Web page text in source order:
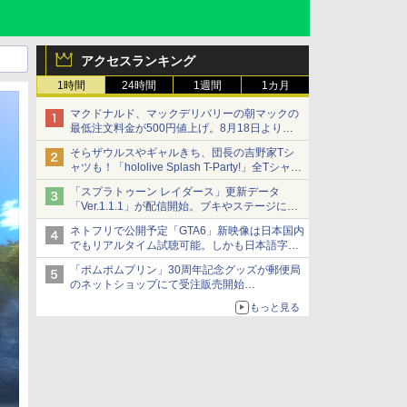
アクセスランキング
1時間 24時間 1週間 1カ月
マクドナルド、マックデリバリーの朝マックの
最低注文料金が500円値上げ。8月18日より
1,500円から受付
そらザウルスやギャルきち、団長の吉野家Tシ
ャツも！「hololive Splash T-Party!」全Tシャツ
ラインナップ公開＆オンライン販売開始
「スプラトゥーン レイダース」更新データ
「Ver.1.1.1」が配信開始。ブキやステージに関
する不具合を修正
ネトフリで公開予定「GTA6」新映像は日本国内
でもリアルタイム試聴可能。しかも日本語字幕
付き
Netflixから公式回答あり
「ポムポムプリン」30周年記念グッズが郵便局
のネットショップにて受注販売開始
「おもちもちもちクッション」など今年だけの
もっと見る